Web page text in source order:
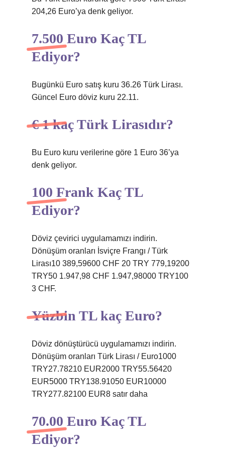
204,26 Euro’ya denk geliyor.
7.500 Euro Kaç TL
Ediyor?
Bugünkü Euro satış kuru 36.26 Türk Lirası.
Güncel Euro döviz kuru 22.11.
€ 1 kaç Türk Lirasıdır?
Bu Euro kuru verilerine göre 1 Euro 36’ya
denk geliyor.
100 Frank Kaç TL
Ediyor?
Döviz çevirici uygulamamızı indirin.
Dönüşüm oranları İsviçre Frangı / Türk
Lirası10 389,59600 CHF 20 TRY 779,19200
TRY50 1.947,98 CHF 1.947,98000 TRY100
3 CHF.
Yüzbin TL kaç Euro?
Döviz dönüştürücü uygulamamızı indirin.
Dönüşüm oranları Türk Lirası / Euro1000
TRY27.78210 EUR2000 TRY55.56420
EUR5000 TRY138.91050 EUR10000
TRY277.82100 EUR8 satır daha
70.00 Euro Kaç TL
Ediyor?